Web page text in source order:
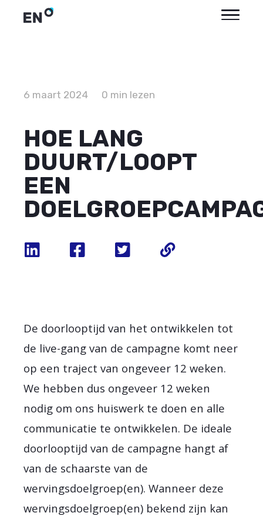
6 maart 2024 0 min lezen
HOE LANG
DUURT/LOOPT
EEN
De doorlooptijd van het ontwikkelen tot
de live-gang van de campagne komt neer
op een traject van ongeveer 12 weken.
We hebben dus ongeveer 12 weken
nodig om ons huiswerk te doen en alle
communicatie te ontwikkelen. De ideale
doorlooptijd van de campagne hangt af
van de schaarste van de
wervingsdoelgroep(en). Wanneer deze
wervingsdoelgroep(en) bekend zijn kan